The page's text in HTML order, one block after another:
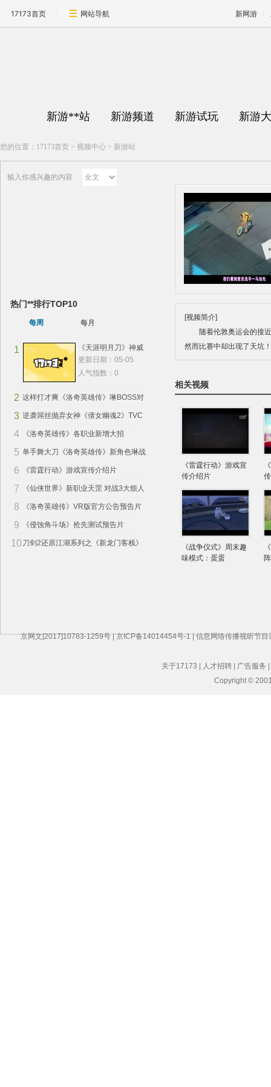
17173首页 网站导航 新网游
新游**站 新游频道 新游试玩 新游
您的位置： 17173首页 > 视频中心 > 新游站
热门**排行TOP10
每周 每月
1
《天涯明月刀》神威
太白等职业技能展示
更新日期：05-05
人气指数：0
2 这样打才爽《洛奇英雄传》琳BOSS对
战视频
3 逆袭屌丝抛弃女神《倩女幽魂2》TVC
曝光
4 《洛奇英雄传》各职业新增大招
5 单手舞大刀《洛奇英雄传》新角色琳战
斗
6 《雷霆行动》游戏宣传介绍片
7 《仙侠世界》新职业天罡 对战3大烦人
职业
8 《洛奇英雄传》VR版官方公告预告片
9 《侵蚀角斗场》抢先测试预告片
10 刀剑2还原江湖系列之《新龙门客栈》
[视频简介]
随着伦敦奥运会的接
然而比赛中却出现了天坑
相关视频
《雷霆行动》游戏宣
传介绍片
《战争仪式》周末趣
味模式：蛋蛋
京网文[2017]10783-1259号|京ICP备14014454号-1|信息网络传播视听节目
关于17173 | 人才招聘 | 广告服务 |
Copyright ©